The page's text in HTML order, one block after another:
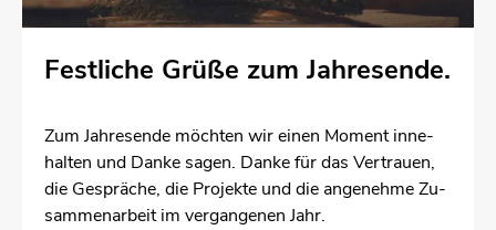
Fest­li­che Grüße zum Jah­res­en­de.
Zum Jah­res­en­de möch­ten wir einen Mo­ment in­ne­
hal­ten und Danke sagen. Danke für das Ver­trau­en,
die Ge­sprä­che, die Pro­jek­te und die an­ge­neh­me Zu­
sam­men­ar­beit im ver­gan­ge­nen Jahr.